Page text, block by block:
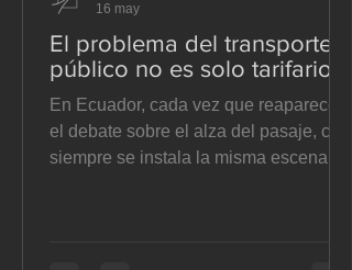
El problema del transporte
público no es solo tarifario
En Ecuador, cada vez que reaparece
el debate sobre el alza del pasaje, casi
siempre se instala la misma escena:
16 may